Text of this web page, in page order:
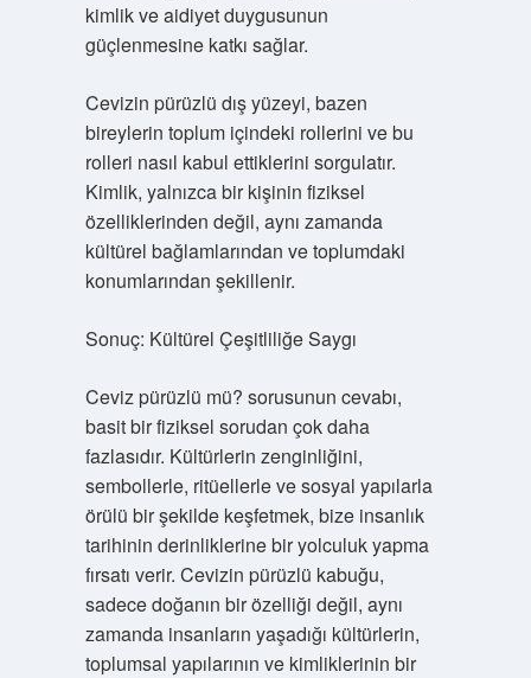
kimlik ve aidiyet duygusunun
güçlenmesine katkı sağlar.
Cevizin pürüzlü dış yüzeyi, bazen
bireylerin toplum içindeki rollerini ve bu
rolleri nasıl kabul ettiklerini sorgulatır.
Kimlik, yalnızca bir kişinin fiziksel
özelliklerinden değil, aynı zamanda
kültürel bağlamlarından ve toplumdaki
konumlarından şekillenir.
Sonuç: Kültürel Çeşitliliğe Saygı
Ceviz pürüzlü mü? sorusunun cevabı,
basit bir fiziksel sorudan çok daha
fazlasıdır. Kültürlerin zenginliğini,
sembollerle, ritüellerle ve sosyal yapılarla
örülü bir şekilde keşfetmek, bize insanlık
tarihinin derinliklerine bir yolculuk yapma
fırsatı verir. Cevizin pürüzlü kabuğu,
sadece doğanın bir özelliği değil, aynı
zamanda insanların yaşadığı kültürlerin,
toplumsal yapılarının ve kimliklerinin bir